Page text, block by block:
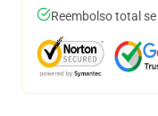
Reembolso total